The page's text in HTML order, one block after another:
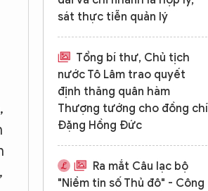
sát thực tiễn quản lý
Tổng bí thư, Chủ tịch
nước Tô Lâm trao quyết
định thăng quân hàm
Thượng tướng cho đồng chí
Đặng Hồng Đức
Ra mắt Câu lạc bộ
"Niềm tin số Thủ đô" - Công